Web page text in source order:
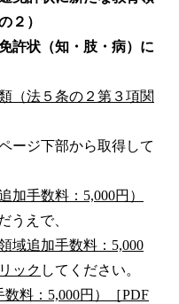
２）
許状（知・肢・病）に
（法５条の２第３項関
ジ下部から取得して
加手数料：5,000円）
うえで、
域追加手数料：5,000
ック してください。
料：5,000円）［PDF